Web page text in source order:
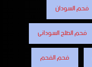
فحم السودان
فحم الطلح السودانى
فحم الفحم